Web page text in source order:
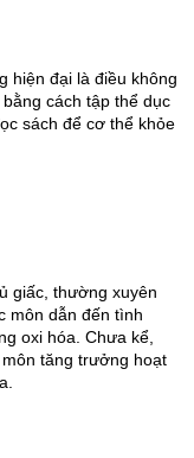
hiện đại là điều không
cách tập thể dục
sách để cơ thể khỏe
giấc, thường xuyên
môn dẫn đến tình
oxi hóa. Chưa kể,
tăng trưởng hoạt